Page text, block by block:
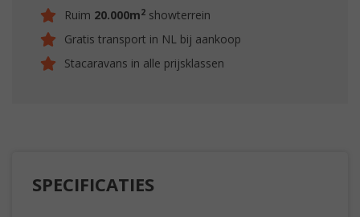
Ruim 20.000m2 showterrein
Gratis transport in NL bij aankoop
Stacaravans in alle prijsklassen
SPECIFICATIES